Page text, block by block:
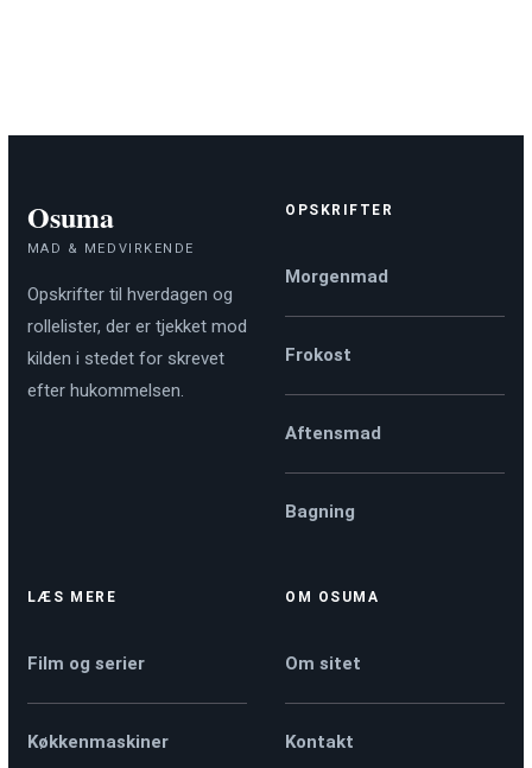
Osuma
MAD & MEDVIRKENDE
Opskrifter til hverdagen og
rollelister, der er tjekket mod
kilden i stedet for skrevet
efter hukommelsen.
OPSKRIFTER
Morgenmad
Frokost
Aftensmad
Bagning
LÆS MERE
Film og serier
Køkkenmaskiner
OM OSUMA
Om sitet
Kontakt